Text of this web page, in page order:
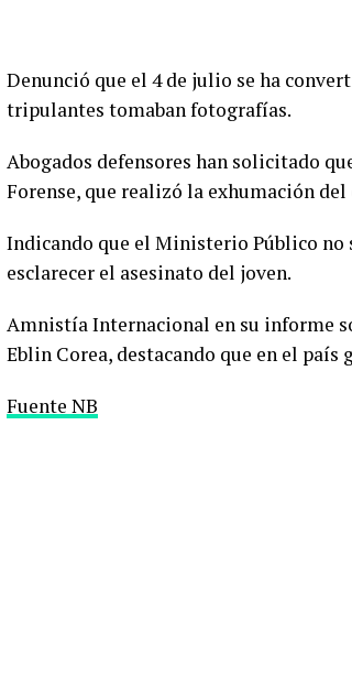
Denunció que el 4 de julio se ha
tripulantes tomaban fotografías.
Abogados defensores han solicitado
Forense, que realizó la exhumación del
Indicando que el Ministerio Público no
esclarecer el asesinato del joven.
Amnistía Internacional en su informe
Eblin Corea, destacando que en el país
Fuente NB